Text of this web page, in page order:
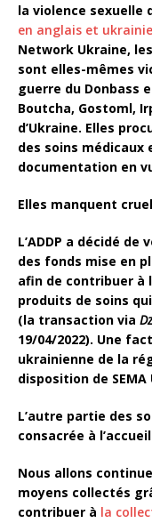
la violence sexuelle
en anglais et
Network Ukraine, les
sont elles-mêmes
guerre du Donbass
Boutcha, Gostoml,
d’Ukraine. Elles
des soins médicaux
documentation en
Elles manquent
L’ADDP a décidé
des fonds mise en
afin de contribuer à
produits de soins
(la transaction via
19/04/2022). Une
ukrainienne de la
disposition de SEMA
L’autre partie des
consacrée à
Nous allons
moyens collectés
contribuer à la